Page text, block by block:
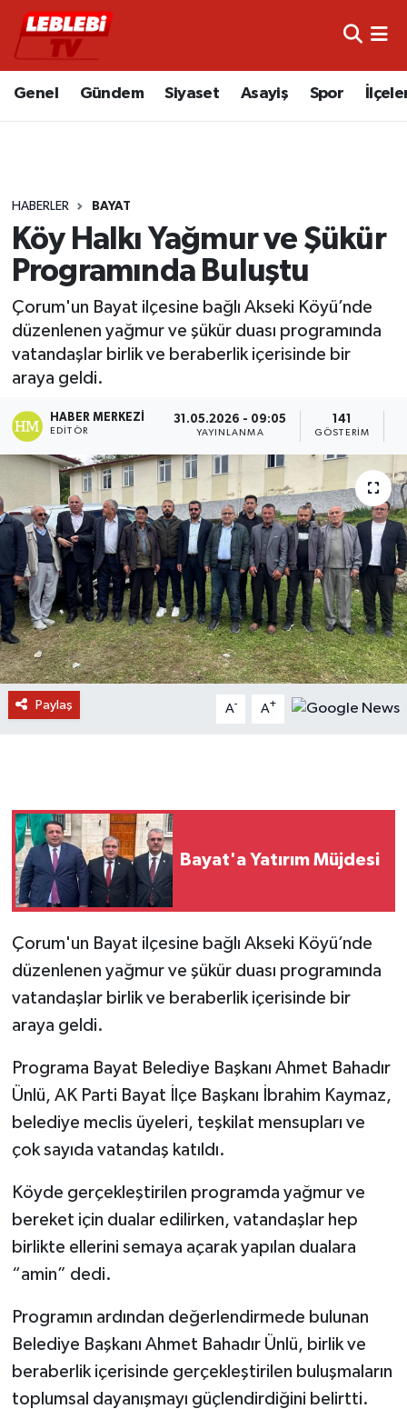
Genel Gündem Siyaset Asayiş Spor
HABERLER BAYAT
Köy Halkı Yağmur ve Şükür
Programında Buluştu
Çorum'un Bayat ilçesine bağlı Akseki Köyü’nde
düzenlenen yağmur ve şükür duası programında
vatandaşlar birlik ve beraberlik içerisinde bir
araya geldi.
HABER MERKEZI
EDITÖR
31.05.2026 - 09:05
YAYINLANMA
141
GÖSTERIM
Paylaş A- A+
Bayat'a Yatırım Müjdesi
Çorum'un Bayat ilçesine bağlı Akseki Köyü’nde
düzenlenen yağmur ve şükür duası programında
vatandaşlar birlik ve beraberlik içerisinde bir
araya geldi.
Programa Bayat Belediye Başkanı Ahmet Bahadır
Ünlü, AK Parti Bayat İlçe Başkanı İbrahim Kaymaz,
belediye meclis üyeleri, teşkilat mensupları ve
çok sayıda vatandaş katıldı.
Köyde gerçekleştirilen programda yağmur ve
bereket için dualar edilirken, vatandaşlar hep
birlikte ellerini semaya açarak yapılan dualara
“amin” dedi.
Programın ardından değerlendirmede bulunan
Belediye Başkanı Ahmet Bahadır Ünlü, birlik ve
beraberlik içerisinde gerçekleştirilen buluşmaların
toplumsal dayanışmayı güçlendirdiğini belirtti.
Hava Durumu
Süper Lig Puan Durumu ve Fikstür
Tüm Manşetler
Son Dakika Haberleri
Haber Arşivi